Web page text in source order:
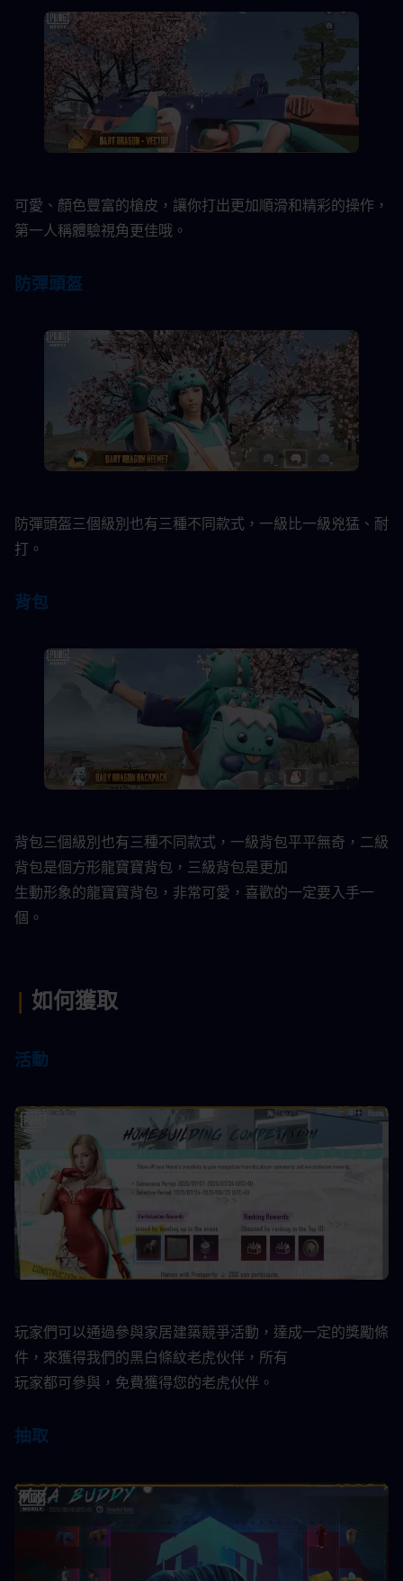
可愛、顏色豐富的槍皮，讓你打出更加順滑和精彩的操作，
第一人稱體驗視角更佳哦。​
防彈頭盔​
防彈頭盔三個級別也有三種不同款式，一級比一級兇猛、耐
打。​
背包
背包三個級別也有三種不同款式，一級背包平平無奇，二級
背包是個方形龍寶寶背包，三級背包是更加
生動形象的龍寶寶背包，非常可愛，喜歡的一定要入手一
個。​
| 如何獲取​
活動
玩家們可以通過參與家居建築競爭活動，達成一定的獎勵條
件，來獲得我們的黑白條紋老虎伙伴，所有
玩家都可參與，免費獲得您的老虎伙伴。​
抽取​